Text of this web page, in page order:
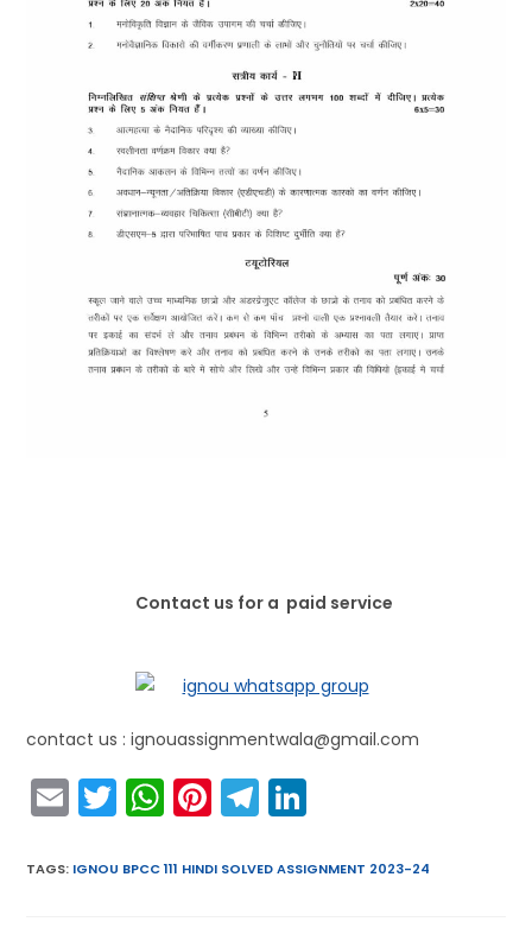
Contact us for a paid service
contact us : ignouassignmentwala@gmail.com
E
m
ai
T
w
itt
W
h
a
Pi
nt
er
T
el
e k
TAGS: IGNOU BPCC 111 HINDI SOLVED ASSIGNMENT 2023-24